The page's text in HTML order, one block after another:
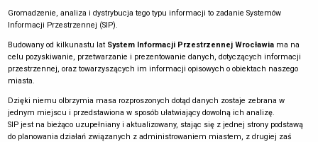
Gromadzenie, analiza i dystrybucja tego typu informacji to zadanie Systemów
Informacji Przestrzennej (SIP).
Budowany od kilkunastu lat System Informacji Przestrzennej Wrocławiama na
celu pozyskiwanie, przetwarzanie i prezentowanie danych, dotyczących informacji
przestrzennej, oraz towarzyszących im informacji opisowych o obiektach naszego
miasta.
Dzięki niemu olbrzymia masa rozproszonych dotąd danych zostaje zebrana w
jednym miejscu i przedstawiona w sposób ułatwiający dowolną ich analizę.
SIP jest na bieżąco uzupełniany i aktualizowany, stając się z jednej strony podstawą
do planowania działań związanych z administrowaniem miastem, z drugiej zaś